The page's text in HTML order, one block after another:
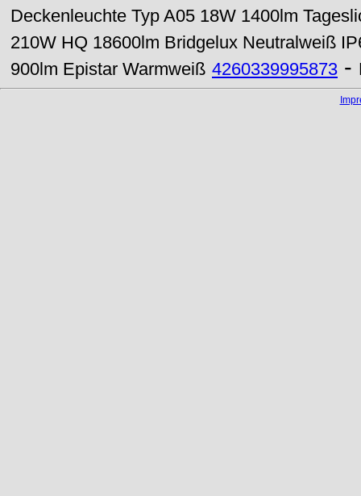
Deckenleuchte Typ A05 18W 1400lm
210W HQ 18600lm Bridgelux Neutralweiß
900lm Epistar Warmweiß 4260339995873 -